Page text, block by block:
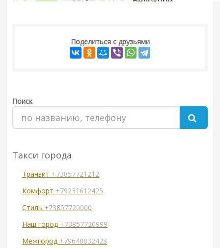
Поделиться с друзьями
Поиск
Такси города
Транзит +73857721212
Комфорт +79231612425
Стиль +73857720000
Наш город +73857720999
Межгород +79640832428